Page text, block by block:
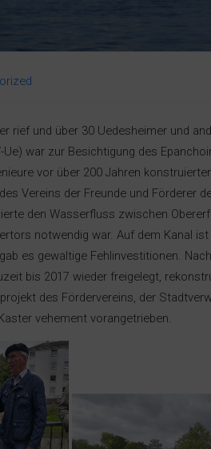
rief und über 30 Uedesheimer und
Ue) war zur Besichtigung des
vor über 200 Jahren
Vereins der Freunde und Förderer
den Wasserfluss zwischen
notwendig war. Auf dem Kanal
es gewaltige Fehlinvestitionen.
bis 2017 wieder freigelegt,
des Fördervereins, der
vehement vorangetrieben.